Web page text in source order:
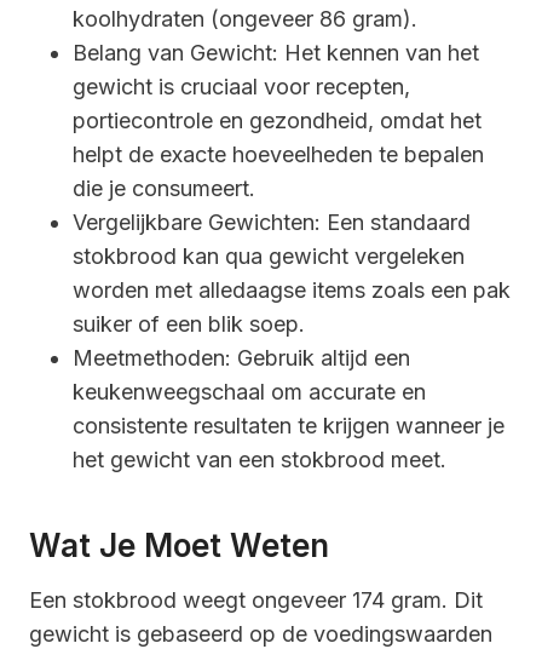
koolhydraten (ongeveer 86 gram).
Belang van Gewicht: Het kennen van het
gewicht is cruciaal voor recepten,
portiecontrole en gezondheid, omdat het
helpt de exacte hoeveelheden te bepalen
die je consumeert.
Vergelijkbare Gewichten: Een standaard
stokbrood kan qua gewicht vergeleken
worden met alledaagse items zoals een pak
suiker of een blik soep.
Meetmethoden: Gebruik altijd een
keukenweegschaal om accurate en
consistente resultaten te krijgen wanneer je
het gewicht van een stokbrood meet.
Wat Je Moet Weten
Een stokbrood weegt ongeveer 174 gram. Dit
gewicht is gebaseerd op de voedingswaarden